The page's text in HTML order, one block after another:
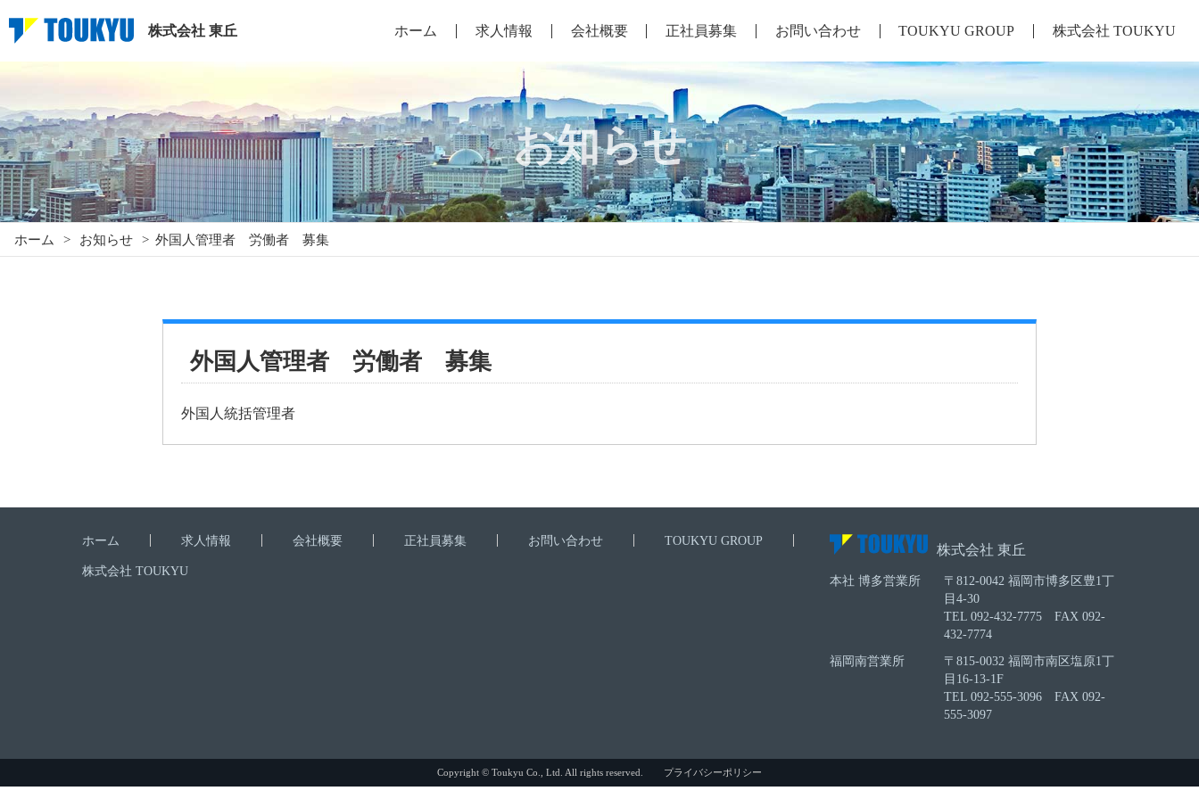
株式会社 東丘 ホーム 求人情報 会社概要 正社員募集 お問い合わせ TOUKYU GROUP 株式会社 TOUKYU
お知らせ
ホーム > お知らせ > 外国人管理者 労働者 募集
外国人管理者 労働者 募集
外国人統括管理者
ホーム 求人情報 会社概要 正社員募集 お問い合わせ TOUKYU GROUP
株式会社 TOUKYU
株式会社 東丘
本社 博多営業所
〒812-0042 福岡市博多区豊1丁
目4-30
TEL 092-432-7775 FAX 092-
432-7774
福岡南営業所
〒815-0032 福岡市南区塩原1丁
目16-13-1F
TEL 092-555-3096 FAX 092-
555-3097
Copyright © Toukyu Co., Ltd. All rights reserved. プライバシーポリシー